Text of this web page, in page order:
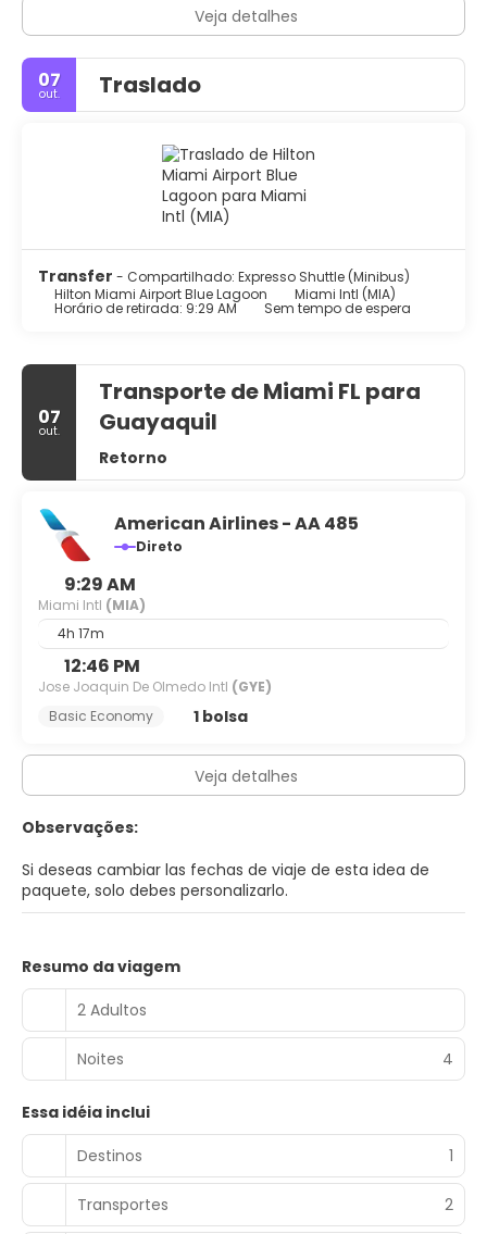
Veja detalhes
07
out. Traslado
Transfer - Compartilhado: Expresso Shuttle (Minibus)
Hilton Miami Airport Blue Lagoon
Miami Intl (MIA)
Horário de retirada: 9:29 AM Sem tempo de espera
07
out.
Transporte de Miami FL para
Guayaquil
Retorno
American Airlines - AA 485
Direto
9:29 AM
Miami Intl (MIA)
4h 17m
12:46 PM
Jose Joaquin De Olmedo Intl (GYE)
Basic Economy
1 bolsa
Veja detalhes
Observações:
Si deseas cambiar las fechas de viaje de esta idea de
paquete, solo debes personalizarlo.
Resumo da viagem
2 Adultos
Noites 4
Essa idéia inclui
Destinos
1
Transportes 2